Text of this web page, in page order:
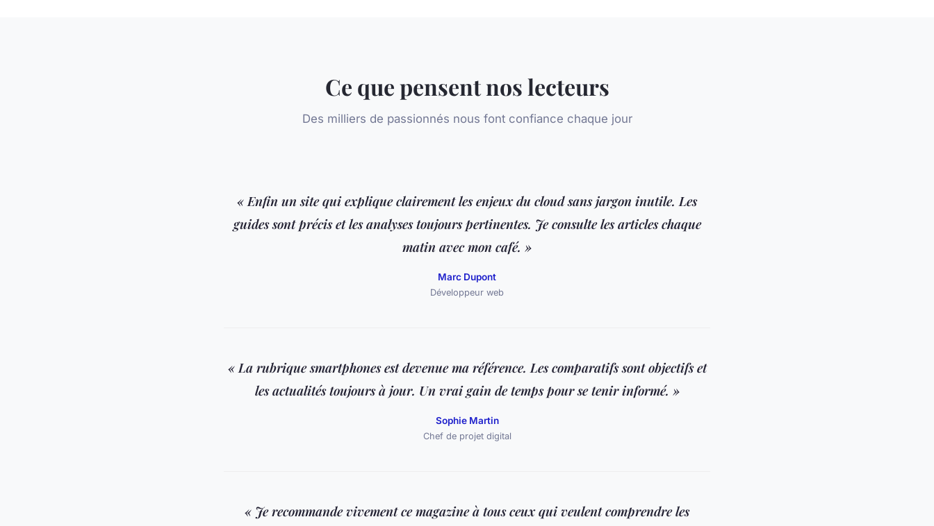
Ce que pensent nos lecteurs
Des milliers de passionnés nous font confiance chaque jour
« Enfin un site qui explique clairement les enjeux du cloud sans jargon inutile. Les
guides sont précis et les analyses toujours pertinentes. Je consulte les articles chaque
matin avec mon café. »
Marc Dupont
Développeur web
« La rubrique smartphones est devenue ma référence. Les comparatifs sont objectifs et
les actualités toujours à jour. Un vrai gain de temps pour se tenir informé. »
Sophie Martin
Chef de projet digital
« Je recommande vivement ce magazine à tous ceux qui veulent comprendre les